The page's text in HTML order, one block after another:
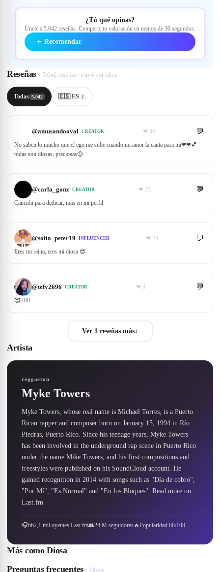
¿Tú qué opinas?
Únete a 5.042 reseñas. Comparte tu valoración en menos de 30 segundos.
＋ Recomendar
Reseñas 5.042 reseñas · top 4 por likes
Todas 5.042 🇪🇸 ES 1
@amusandooval CREATOR ❤ 40 💬
No saben lo mucho que el ego me sube cuando mi amor la canta para mi❤❤💕
todas son diosas, preciosas😍
@carla_gonz CREATOR ❤ 25 💬
Canción para dedicar, mas en mi perfil
@sofia_peter19 INFLUENCER ❤ 24 💬
Eres mi reina, eres mi diosa 😍
@tefy2696 CREATOR ❤ 3 💬
🥰💁🏻‍♀️
Ver 1 reseñas más↓
Artista
reggaeton
Myke Towers
Myke Towers, whose real name is Michael Torres, is a Puerto
Rican rapper and composer born on January 15, 1994 in Río
Piedras, Puerto Rico. Since his teenage years, Myke Towers
has been involved in the underground rap scene in Puerto Rico
under the name Mike Towers, and his first compositions and
freestyles were published on his SoundCloud account. He
gained recognition in 2014 with songs such as "Día de cobro",
"Por Mí", "Es Normal" and "En los Bloques". Read more on
Last.fm
🎧662,1 mil oyentes Last.fm👥24 M seguidores🔥Popularidad 88/100
Más comoDiosa
Preguntas frecuentes
Diosa